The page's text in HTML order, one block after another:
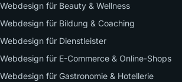
Webdesign für Beauty & Wellness
Webdesign für Bildung & Coaching
Webdesign für Dienstleister
Webdesign für E-Commerce & Online-Shops
Webdesign für Gastronomie & Hotellerie